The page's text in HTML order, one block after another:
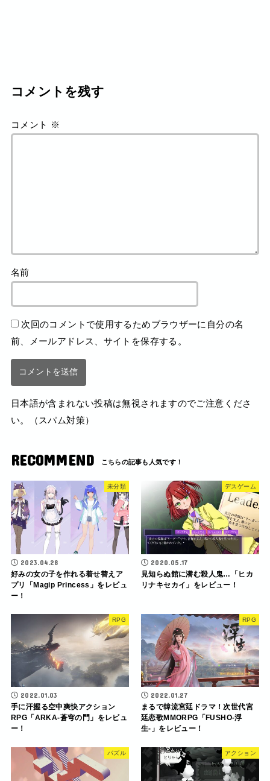
コメントを残す
コメント ※
名前
次回のコメントで使用するためブラウザーに自分の名
前、メールアドレス、サイトを保存する。
日本語が含まれない投稿は無視されますのでご注意くださ
い。（スパム対策）
RECOMMEND
未分類
2023.04.28
好みの女の子を作れる着せ替えア
プリ「Magip Princess」をレビュ
ー！
デスゲーム
2020.05.17
見知らぬ館に潜む殺人鬼…「ヒカ
リナキセカイ」をレビュー！
RPG
2022.01.03
手に汗握る空中爽快アクション
RPG「ARKA-蒼穹の門」をレビュ
ー！
RPG
2022.01.27
まるで韓流宮廷ドラマ！次世代宮
廷恋歌MMORPG「FUSHO-浮
生-」をレビュー！
パズル アクション